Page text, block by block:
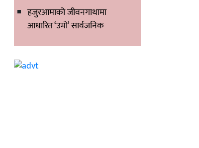
हजुरआमाको जीवनगाथामा
आधारित ‘उमो’ सार्वजनिक